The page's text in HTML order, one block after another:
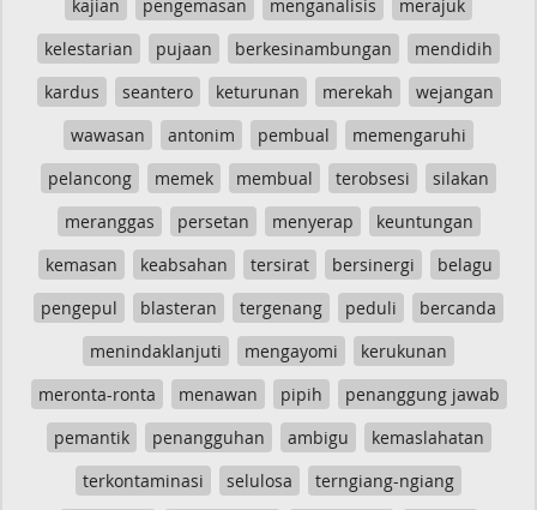
kajian pengemasan menganalisis
merajuk
kelestarian
pujaan berkesinambungan
mendidih
kardus
seantero keturunan merekah
wejangan
wawasan
antonim pembual
memengaruhi
pelancong
memek membual terobsesi
silakan
meranggas
persetan menyerap
keuntungan
kemasan
keabsahan tersirat bersinergi
belagu
pengepul
blasteran tergenang peduli
bercanda
menindaklanjuti
mengayomi
kerukunan
meronta-ronta
menawan pipih
penanggung jawab
pemantik
penangguhan ambigu
kemaslahatan
terkontaminasi
selulosa
terngiang-ngiang